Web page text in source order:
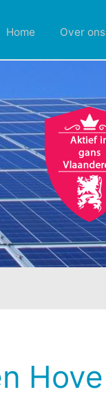
Home Over ons
Hove